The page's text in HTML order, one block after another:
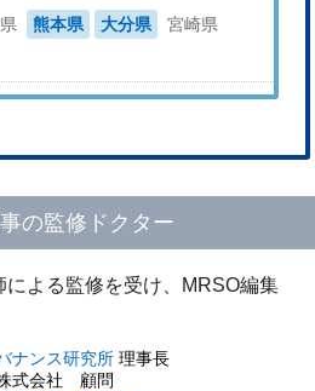
熊本県 大分県
宮崎県
の監修ドクター
による監修を受け、MRSO編集
ナンス研究所理事長
式会社 顧問